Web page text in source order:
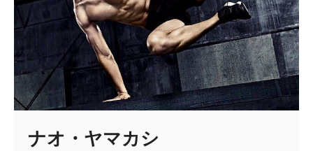
ナオ・ヤマカシ